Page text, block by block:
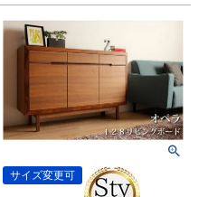
サイズ変更可